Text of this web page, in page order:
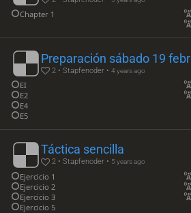
Chapter 1
Preparación sábado 19
2 • Stapfenoder •4 years ago
EI
E2
E4
E5
Táctica sencilla
2 • Stapfenoder • 5 years ago
Ejercicio 1
Ejercicio 2
Ejercicio 3
Ejercicio 5